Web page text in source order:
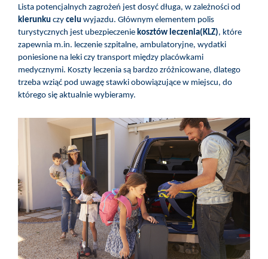
Lista potencjalnych zagrożeń jest dosyć długa, w zależności od
kierunku czy celu wyjazdu. Głównym elementem polis
turystycznych jest ubezpieczenie kosztów leczenia(KLZ), które
zapewnia m.in. leczenie szpitalne, ambulatoryjne, wydatki
poniesione na leki czy transport między placówkami
medycznymi. Koszty leczenia są bardzo zróżnicowane, dlatego
trzeba wziąć pod uwagę stawki obowiązujące w miejscu, do
którego się aktualnie wybieramy.